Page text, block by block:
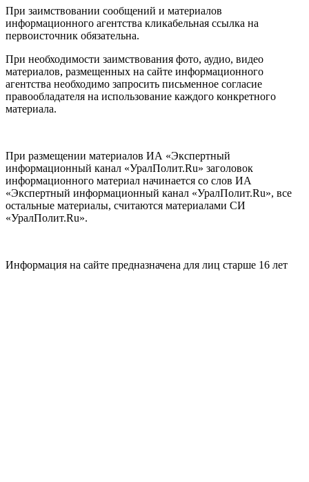
При заимствовании сообщений и материалов
информационного агентства кликабельная ссылка на
первоисточник обязательна.
При необходимости заимствования фото, аудио, видео
материалов, размещенных на сайте информационного
агентства необходимо запросить письменное согласие
правообладателя на использование каждого конкретного
материала.
При размещении материалов ИА «Экспертный
информационный канал «УралПолит.Ru» заголовок
информационного материал начинается со слов ИА
«Экспертный информационный канал «УралПолит.Ru», все
остальные материалы, считаются материалами СИ
«УралПолит.Ru».
Информация на сайте предназначена для лиц старше 16 лет